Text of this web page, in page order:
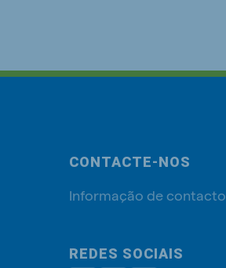
CONTACTE-NOS
Informação de contacto
REDES SOCIAIS